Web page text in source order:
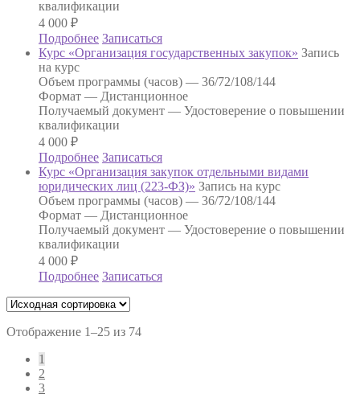
квалификации
4 000 ₽
Подробнее Записаться
Курс «Организация государственных закупок» Запись
на курс
Объем программы (часов) — 36/72/108/144
Формат — Дистанционное
Получаемый документ — Удостоверение о повышении
квалификации
4 000 ₽
Подробнее Записаться
Курс «Организация закупок отдельными видами
юридических лиц (223-ФЗ)» Запись на курс
Объем программы (часов) — 36/72/108/144
Формат — Дистанционное
Получаемый документ — Удостоверение о повышении
квалификации
4 000 ₽
Подробнее Записаться
Отображение 1–25 из 74
1
2
3